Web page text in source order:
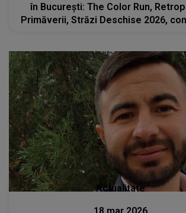
în București: The Color Run,
Primăverii, Străzi Deschise 2026,
Actualitate